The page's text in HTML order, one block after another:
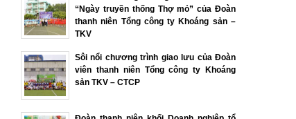
“Ngày truyền thống Thợ mỏ” của Đoàn
thanh niên Tổng công ty Khoáng sản –
TKV
Sôi nổi chương trình giao lưu của Đoàn
viên thanh niên Tổng công ty Khoáng
sản TKV – CTCP